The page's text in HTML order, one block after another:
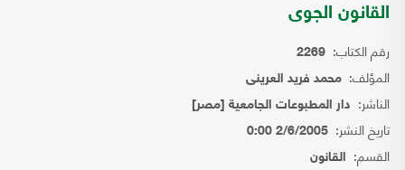
القانون الجوى
رقم الكتاب: 2269
المؤلف: محمد فريد العرينى
الناشر: دار المطبوعات الجامعية [مصر]
تاريخ النشر: 2/6/2005 0:00
القسم: القانون